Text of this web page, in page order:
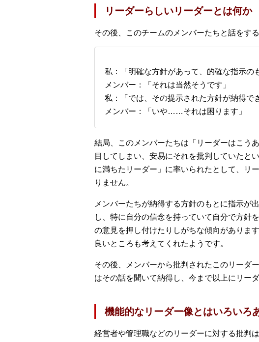
リーダーらしいリーダーとは何か
その後、このチームのメンバーたちと話をす
私：「明確な方針があって、的確な指示の
メンバー：「それは当然そうです」
私：「では、その提示された方針が納得で
メンバー：「いや……それは困ります」
結局、このメンバーたちは「リーダーはこう
目してしまい、安易にそれを批判していたと
に満ちたリーダー」に率いられたとして、リ
りません。
メンバーたちが納得する方針のもとに指示が
し、特に自分の信念を持っていて自分で方針
の意見を押し付けたりしがちな傾向がありま
良いところも考えてくれたようです。
その後、メンバーから批判されたこのリーダ
はその話を聞いて納得し、今まで以上にリー
機能的なリーダー像とはいろいろ
経営者や管理職などのリーダーに対する批判